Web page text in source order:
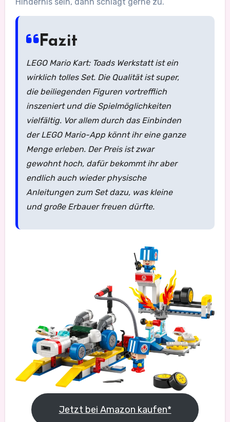
Hindernis sein, dann schlagt gerne zu.
Fazit
LEGO Mario Kart: Toads Werkstatt ist ein
wirklich tolles Set. Die Qualität ist super,
die beiliegenden Figuren vortrefflich
inszeniert und die Spielmöglichkeiten
vielfältig. Vor allem durch das Einbinden
der LEGO Mario-App könnt ihr eine ganze
Menge erleben. Der Preis ist zwar
gewohnt hoch, dafür bekommt ihr aber
endlich auch wieder physische
Anleitungen zum Set dazu, was kleine
und große Erbauer freuen dürfte.
Jetzt bei Amazon kaufen*